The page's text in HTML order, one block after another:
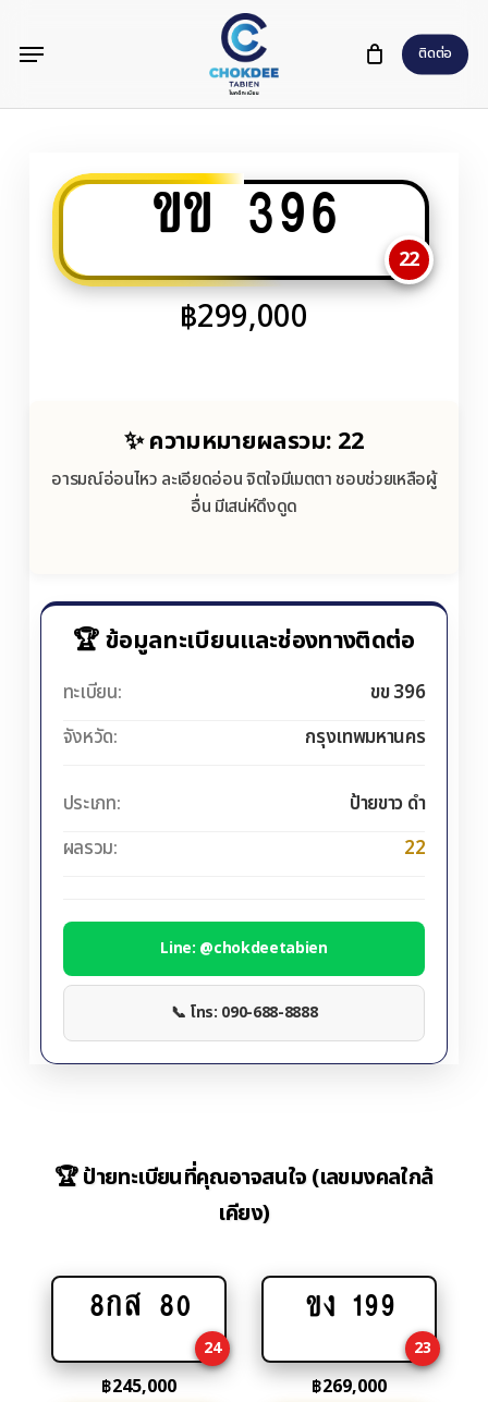
content
ติดต่อ
Menu
ขข 396
22
฿299,000
✨ ความหมายผลรวม: 22
อารมณ์อ่อนไหว ละเอียดอ่อน จิตใจมีเมตตา ชอบช่วยเหลือผู้
อื่น มีเสน่ห์ดึงดูด
🏆 ข้อมูลทะเบียนและช่องทางติดต่อ
ทะเบียน:
ขข 396
จังหวัด:
กรุงเทพมหานคร
ประเภท:
ป้ายขาว ดำ
ผลรวม:
22
Line: @chokdeetabien
📞 โทร: 090-688-8888
🏆 ป้ายทะเบียนที่คุณอาจสนใจ (เลขมงคลใกล้
เคียง)
Add
cart
8กส 80
24
฿245,000
Add
cart
ขง 199
23
฿269,000